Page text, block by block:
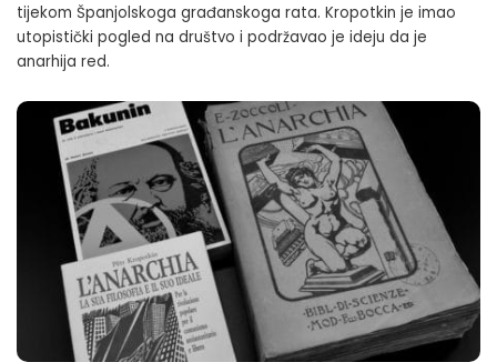
tijekom Španjolskoga građanskoga rata. Kropotkin je imao
utopistički pogled na društvo i podržavao je ideju da je
anarhija red.